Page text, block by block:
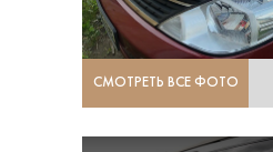
СМОТРЕТЬ ВСЕ ФОТО